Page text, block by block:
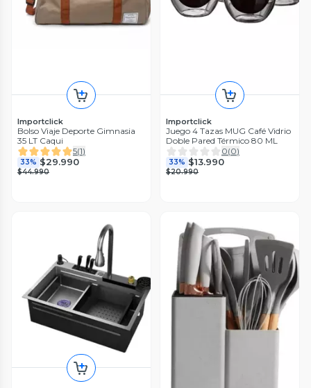
Importclick
Bolso Viaje Deporte Gimnasia
35 LT Caqui
5(1)
33% $29.990
$44.990
Importclick
Juego 4 Tazas MUG Café Vidrio
Doble Pared Térmico 80 ML
0(0)
33% $13.990
$20.990